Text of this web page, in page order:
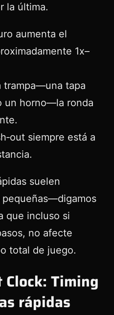
la última.
aumenta el
1x–
trampa—una tapa
un horno—la ronda
siempre está a
suelen
pequeñas—digamos
que incluso si
no afecte
total de juego.
Clock: Timing
rápidas